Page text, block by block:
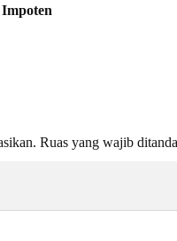
Impoten
Ruas yang wajib